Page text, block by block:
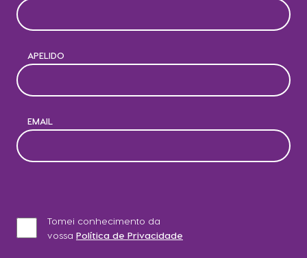
APELIDO
EMAIL
Tomei conhecimento da
vossa Política de Privacidade